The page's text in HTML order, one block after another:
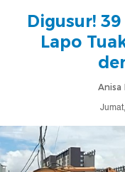
Digusur!
Lapo
Anisa